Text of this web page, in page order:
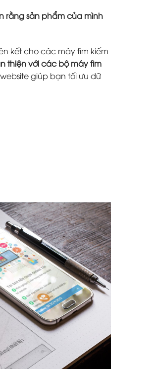
rằng sản phẩm của mình
kết cho các máy tìm kiếm
thiện với các bộ máy tìm
giúp bạn tối ưu dữ